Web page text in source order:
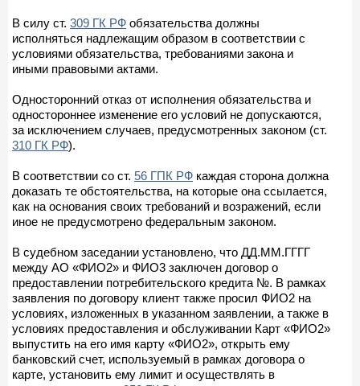
В силу ст. 309 ГК РФ обязательства должны
исполняться надлежащим образом в соответствии с
условиями обязательства, требованиями закона и
иными правовыми актами.
Односторонний отказ от исполнения обязательства и
одностороннее изменение его условий не допускаются,
за исключением случаев, предусмотренных законом (ст.
310 ГК РФ).
В соответствии со ст. 56 ГПК РФ каждая сторона должна
доказать те обстоятельства, на которые она ссылается,
как на основания своих требований и возражений, если
иное не предусмотрено федеральным законом.
В судебном заседании установлено, что ДД.ММ.ГГГГ
между АО «ФИО2» и ФИО3 заключен договор о
предоставлении потребительского кредита №. В рамках
заявления по договору клиент также просил ФИО2 на
условиях, изложенных в указанном заявлении, а также в
условиях предоставления и обслуживании Карт «ФИО2»
выпустить на его имя карту «ФИО2», открыть ему
банковский счет, используемый в рамках договора о
карте, установить ему лимит и осуществлять в